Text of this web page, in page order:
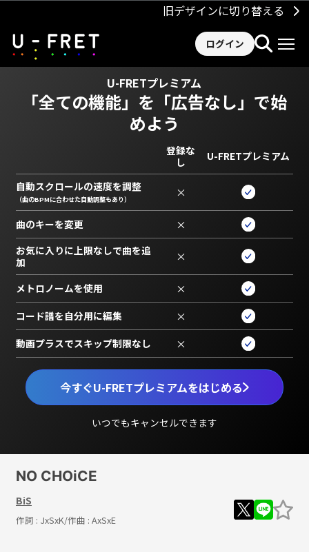
旧デザインに切り替える
ログイン
U-FRETプレミアム
「全ての機能」を 「広告なし」で始
めよう
今すぐU-FRETプレミアムをはじめる
いつでもキャンセルできます
登録な
し
U-FRETプレミアム
自動スクロールの速度を調整
（曲のBPMに合わせた自動調整もあり） ×
曲のキーを変更 ×
お気に入りに上限なしで曲を追
加
×
メトロノームを使用 ×
コード譜を自分用に編集 ×
動画プラスでスキップ制限なし ×
NO CHOiCE
BiS
作詞 : JxSxK/作曲 : AxSxE